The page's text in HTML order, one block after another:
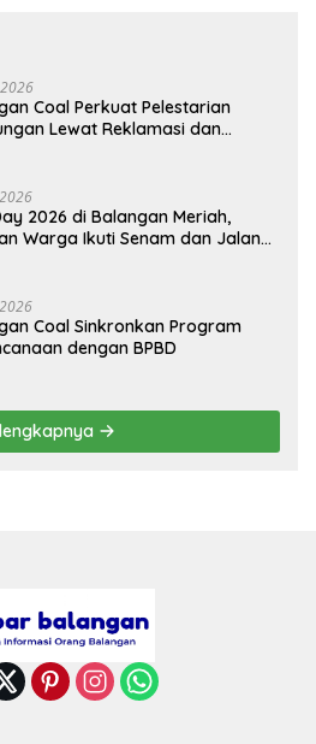
Coal Perkuat Pelestarian
Lewat Reklamasi dan
2026 di Balangan Meriah,
Warga Ikuti Senam dan Jalan
Coal Sinkronkan Program
dengan BPBD